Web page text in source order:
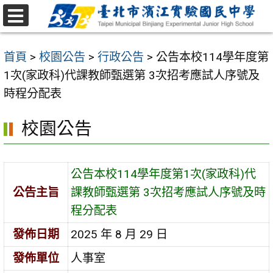
跳
至
要
內
容
首頁 > 校園公告 > 行政公告 > 公告本校114學年度第
1次(家政科)代課教師甄選第 3次招考應試人序號及
時程分配表
校園公告
公告主旨
公告本校114學年度第1次(家政科)代
課教師甄選第 3次招考應試人序號及時
程分配表
發佈日期
2025 年 8 月 29 日
發佈單位
人事室
選
單